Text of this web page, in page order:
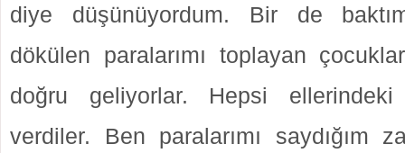
diye düşünüyordum. Bir de
dökülen paralarımı toplayan
doğru geliyorlar. Hepsi ellerindeki
verdiler. Ben paralarımı saydığım